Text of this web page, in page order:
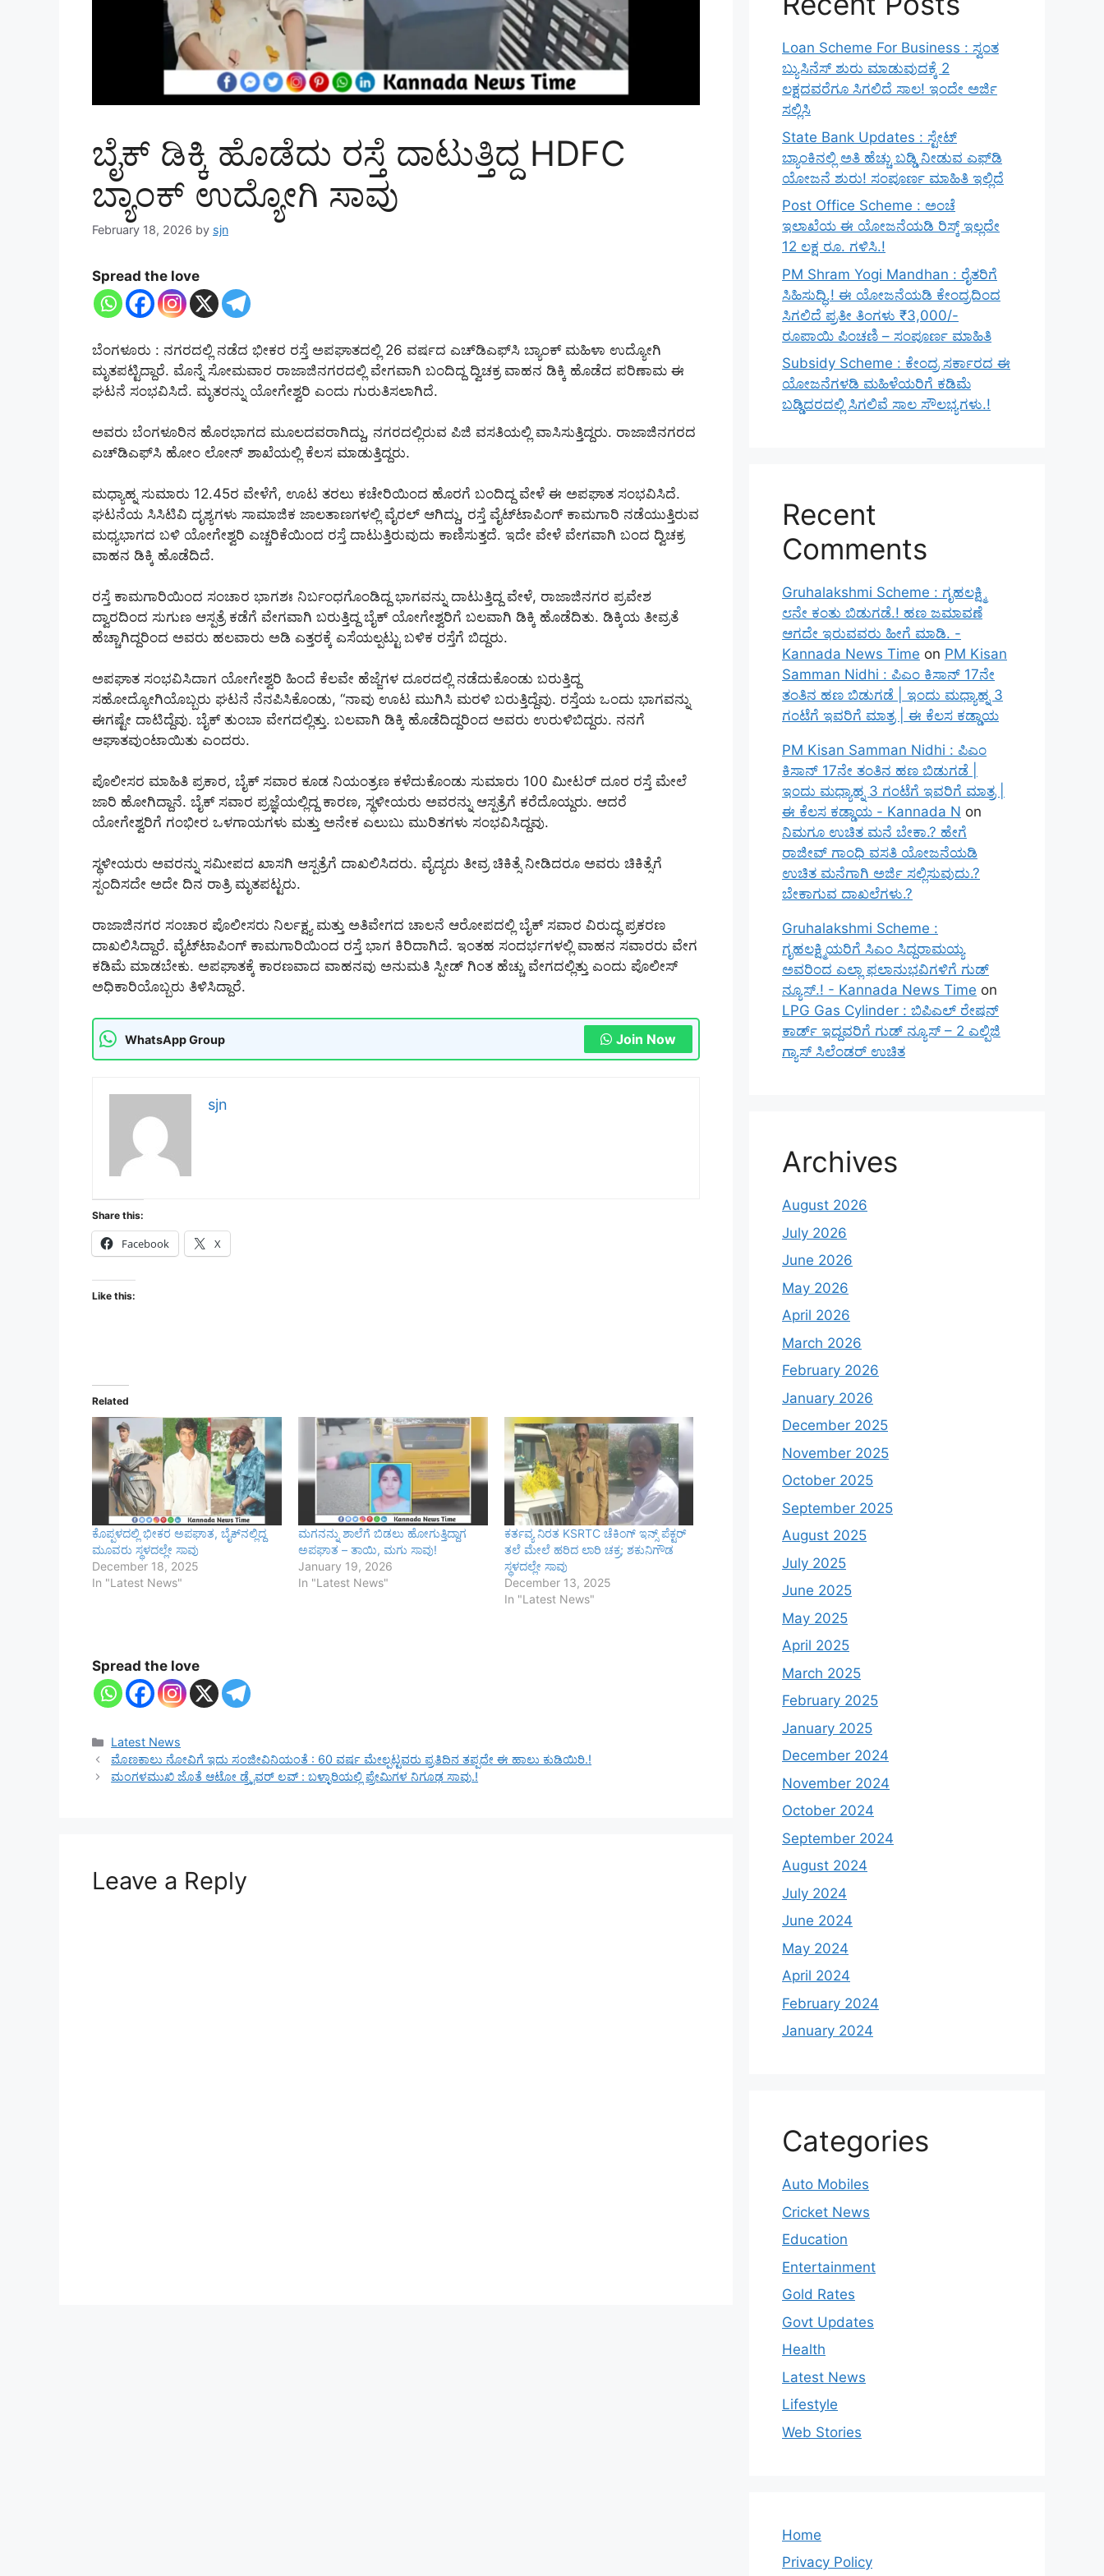
ಬೈಕ್ ಡಿಕ್ಕಿ ಹೊಡೆದು ರಸ್ತೆ ದಾಟುತ್ತಿದ್ದ HDFC
ಬ್ಯಾಂಕ್ ಉದ್ಯೋಗಿ ಸಾವು
February 18, 2026 by sjn
Spread the love
ಬೆಂಗಳೂರು : ನಗರದಲ್ಲಿ ನಡೆದ ಭೀಕರ ರಸ್ತೆ ಅಪಘಾತದಲ್ಲಿ 26 ವರ್ಷದ ಎಚ್‌ಡಿಎಫ್‌ಸಿ ಬ್ಯಾಂಕ್ ಮಹಿಳಾ ಉದ್ಯೋಗಿ
ಮೃತಪಟ್ಟಿದ್ದಾರೆ. ಮೊನ್ನೆ ಸೋಮವಾರ ರಾಜಾಜಿನಗರದಲ್ಲಿ ವೇಗವಾಗಿ ಬಂದಿದ್ದ ದ್ವಿಚಕ್ರ ವಾಹನ ಡಿಕ್ಕಿ ಹೊಡೆದ ಪರಿಣಾಮ ಈ
ಘಟನೆ ಸಂಭವಿಸಿದೆ. ಮೃತರನ್ನು ಯೋಗೇಶ್ವರಿ ಎಂದು ಗುರುತಿಸಲಾಗಿದೆ.
ಅವರು ಬೆಂಗಳೂರಿನ ಹೊರಭಾಗದ ಮೂಲದವರಾಗಿದ್ದು, ನಗರದಲ್ಲಿರುವ ಪಿಜಿ ವಸತಿಯಲ್ಲಿ ವಾಸಿಸುತ್ತಿದ್ದರು. ರಾಜಾಜಿನಗರದ
ಎಚ್‌ಡಿಎಫ್‌ಸಿ ಹೋಂ ಲೋನ್ ಶಾಖೆಯಲ್ಲಿ ಕೆಲಸ ಮಾಡುತ್ತಿದ್ದರು.
ಮಧ್ಯಾಹ್ನ ಸುಮಾರು 12.45ರ ವೇಳೆಗೆ, ಊಟ ತರಲು ಕಚೇರಿಯಿಂದ ಹೊರಗೆ ಬಂದಿದ್ದ ವೇಳೆ ಈ ಅಪಘಾತ ಸಂಭವಿಸಿದೆ.
ಘಟನೆಯ ಸಿಸಿಟಿವಿ ದೃಶ್ಯಗಳು ಸಾಮಾಜಿಕ ಜಾಲತಾಣಗಳಲ್ಲಿ ವೈರಲ್ ಆಗಿದ್ದು, ರಸ್ತೆ ವೈಟ್‌ಟಾಪಿಂಗ್ ಕಾಮಗಾರಿ ನಡೆಯುತ್ತಿರುವ
ಮಧ್ಯಭಾಗದ ಬಳಿ ಯೋಗೇಶ್ವರಿ ಎಚ್ಚರಿಕೆಯಿಂದ ರಸ್ತೆ ದಾಟುತ್ತಿರುವುದು ಕಾಣಿಸುತ್ತದೆ. ಇದೇ ವೇಳೆ ವೇಗವಾಗಿ ಬಂದ ದ್ವಿಚಕ್ರ
ವಾಹನ ಡಿಕ್ಕಿ ಹೊಡೆದಿದೆ.
ರಸ್ತೆ ಕಾಮಗಾರಿಯಿಂದ ಸಂಚಾರ ಭಾಗಶಃ ನಿರ್ಬಂಧಗೊಂಡಿದ್ದ ಭಾಗವನ್ನು ದಾಟುತ್ತಿದ್ದ ವೇಳೆ, ರಾಜಾಜಿನಗರ ಪ್ರವೇಶ
ದ್ವಾರದಿಂದ ಸುಗುಣ ಆಸ್ಪತ್ರೆ ಕಡೆಗೆ ವೇಗವಾಗಿ ಬರುತ್ತಿದ್ದ ಬೈಕ್ ಯೋಗೇಶ್ವರಿಗೆ ಬಲವಾಗಿ ಡಿಕ್ಕಿ ಹೊಡೆದಿತು. ಡಿಕ್ಕಿಯ ತೀವ್ರತೆ
ಹೆಚ್ಚಾಗಿದ್ದರಿಂದ ಅವರು ಹಲವಾರು ಅಡಿ ಎತ್ತರಕ್ಕೆ ಎಸೆಯಲ್ಪಟ್ಟು ಬಳಿಕ ರಸ್ತೆಗೆ ಬಿದ್ದರು.
ಅಪಘಾತ ಸಂಭವಿಸಿದಾಗ ಯೋಗೇಶ್ವರಿ ಹಿಂದೆ ಕೆಲವೇ ಹೆಜ್ಜೆಗಳ ದೂರದಲ್ಲಿ ನಡೆದುಕೊಂಡು ಬರುತ್ತಿದ್ದ
ಸಹೋದ್ಯೋಗಿಯೊಬ್ಬರು ಘಟನೆ ನೆನಪಿಸಿಕೊಂಡು, “ನಾವು ಊಟ ಮುಗಿಸಿ ಮರಳಿ ಬರುತ್ತಿದ್ದೆವು. ರಸ್ತೆಯ ಒಂದು ಭಾಗವನ್ನು
ಈಗಷ್ಟೇ ದಾಟಿದ್ದೆವು. ಬೈಕ್ ತುಂಬಾ ವೇಗದಲ್ಲಿತ್ತು. ಬಲವಾಗಿ ಡಿಕ್ಕಿ ಹೊಡೆದಿದ್ದರಿಂದ ಅವರು ಉರುಳಿಬಿದ್ದರು. ನನಗೆ
ಆಘಾತವುಂಟಾಯಿತು ಎಂದರು.
ಪೊಲೀಸರ ಮಾಹಿತಿ ಪ್ರಕಾರ, ಬೈಕ್ ಸವಾರ ಕೂಡ ನಿಯಂತ್ರಣ ಕಳೆದುಕೊಂಡು ಸುಮಾರು 100 ಮೀಟರ್ ದೂರ ರಸ್ತೆ ಮೇಲೆ
ಜಾರಿ ಹೋಗಿದ್ದಾನೆ. ಬೈಕ್ ಸವಾರ ಪ್ರಜ್ಞೆಯಲ್ಲಿದ್ದ ಕಾರಣ, ಸ್ಥಳೀಯರು ಅವರನ್ನು ಆಸ್ಪತ್ರೆಗೆ ಕರೆದೊಯ್ದರು. ಆದರೆ
ಯೋಗೇಶ್ವರಿಗೆ ಗಂಭೀರ ಒಳಗಾಯಗಳು ಮತ್ತು ಅನೇಕ ಎಲುಬು ಮುರಿತಗಳು ಸಂಭವಿಸಿದ್ದವು.
ಸ್ಥಳೀಯರು ಅವರನ್ನು ಸಮೀಪದ ಖಾಸಗಿ ಆಸ್ಪತ್ರೆಗೆ ದಾಖಲಿಸಿದರು. ವೈದ್ಯರು ತೀವ್ರ ಚಿಕಿತ್ಸೆ ನೀಡಿದರೂ ಅವರು ಚಿಕಿತ್ಸೆಗೆ
ಸ್ಪಂದಿಸದೇ ಅದೇ ದಿನ ರಾತ್ರಿ ಮೃತಪಟ್ಟರು.
ರಾಜಾಜಿನಗರ ಸಂಚಾರ ಪೊಲೀಸರು ನಿರ್ಲಕ್ಷ್ಯ ಮತ್ತು ಅತಿವೇಗದ ಚಾಲನೆ ಆರೋಪದಲ್ಲಿ ಬೈಕ್ ಸವಾರ ವಿರುದ್ಧ ಪ್ರಕರಣ
ದಾಖಲಿಸಿದ್ದಾರೆ. ವೈಟ್‌ಟಾಪಿಂಗ್ ಕಾಮಗಾರಿಯಿಂದ ರಸ್ತೆ ಭಾಗ ಕಿರಿದಾಗಿದೆ. ಇಂತಹ ಸಂದರ್ಭಗಳಲ್ಲಿ ವಾಹನ ಸವಾರರು ವೇಗ
ಕಡಿಮೆ ಮಾಡಬೇಕು. ಅಪಘಾತಕ್ಕೆ ಕಾರಣವಾದ ವಾಹನವು ಅನುಮತಿ ಸ್ಪೀಡ್ ಗಿಂತ ಹೆಚ್ಚು ವೇಗದಲ್ಲಿತ್ತು ಎಂದು ಪೊಲೀಸ್
ಅಧಿಕಾರಿಯೊಬ್ಬರು ತಿಳಿಸಿದ್ದಾರೆ.
WhatsApp Group Join Now
sjn
Share this:
Facebook X
Like this:
Related
ಕೊಪ್ಪಳದಲ್ಲಿ ಭೀಕರ ಅಪಘಾತ, ಬೈಕ್‌ನಲ್ಲಿದ್ದ
ಮೂವರು ಸ್ಥಳದಲ್ಲೇ ಸಾವು
December 18, 2025
In "Latest News"
ಮಗನನ್ನು ಶಾಲೆಗೆ ಬಿಡಲು ಹೋಗುತ್ತಿದ್ದಾಗ
ಅಪಘಾತ – ತಾಯಿ, ಮಗು ಸಾವು!
January 19, 2026
In "Latest News"
ಕರ್ತವ್ಯ ನಿರತ KSRTC ಚೆಕಿಂಗ್ ಇನ್ಸ್ ಪೆಕ್ಟರ್
ತಲೆ ಮೇಲೆ ಹರಿದ ಲಾರಿ ಚಕ್ರ; ಶಕುನಿಗೌಡ
ಸ್ಥಳದಲ್ಲೇ ಸಾವು
December 13, 2025
In "Latest News"
Spread the love
Categories
Latest News
ಮೊಣಕಾಲು ನೋವಿಗೆ ಇದು ಸಂಜೀವಿನಿಯಂತೆ : 60 ವರ್ಷ ಮೇಲ್ಪಟ್ಟವರು ಪ್ರತಿದಿನ ತಪ್ಪದೇ ಈ ಹಾಲು ಕುಡಿಯಿರಿ.!
ಮಂಗಳಮುಖಿ ಜೊತೆ ಆಟೋ ಡ್ರೈವರ್ ಲವ್ : ಬಳ್ಳಾರಿಯಲ್ಲಿ ಪ್ರೇಮಿಗಳ ನಿಗೂಢ ಸಾವು.!
Leave a Reply
Loan Scheme For Business : ಸ್ವಂತ
ಬ್ಯುಸಿನೆಸ್ ಶುರು ಮಾಡುವುದಕ್ಕೆ 2
ಲಕ್ಷದವರೆಗೂ ಸಿಗಲಿದೆ ಸಾಲ! ಇಂದೇ ಅರ್ಜಿ
ಸಲ್ಲಿಸಿ
State Bank Updates : ಸ್ಟೇಟ್
ಬ್ಯಾಂಕಿನಲ್ಲಿ ಅತಿ ಹೆಚ್ಚು ಬಡ್ಡಿ ನೀಡುವ ಎಫ್‌ಡಿ
ಯೋಜನೆ ಶುರು! ಸಂಪೂರ್ಣ ಮಾಹಿತಿ ಇಲ್ಲಿದೆ
Post Office Scheme : ಅಂಚೆ
ಇಲಾಖೆಯ ಈ ಯೋಜನೆಯಡಿ ರಿಸ್ಕ್‌ ಇಲ್ಲದೇ
12 ಲಕ್ಷ ರೂ. ಗಳಿಸಿ.!
PM Shram Yogi Mandhan : ರೈತರಿಗೆ
ಸಿಹಿಸುದ್ಧಿ.! ಈ ಯೋಜನೆಯಡಿ ಕೇಂದ್ರದಿಂದ
ಸಿಗಲಿದೆ ಪ್ರತೀ ತಿಂಗಳು ₹3,000/-
ರೂಪಾಯಿ ಪಿಂಚಣಿ – ಸಂಪೂರ್ಣ ಮಾಹಿತಿ
Subsidy Scheme : ಕೇಂದ್ರ ಸರ್ಕಾರದ ಈ
ಯೋಜನೆಗಳಡಿ ಮಹಿಳೆಯರಿಗೆ ಕಡಿಮೆ
ಬಡ್ಡಿದರದಲ್ಲಿ ಸಿಗಲಿವೆ ಸಾಲ ಸೌಲಭ್ಯಗಳು.!
Recent
Comments
Gruhalakshmi Scheme : ಗೃಹಲಕ್ಷ್ಮಿ
೮ನೇ ಕಂತು ಬಿಡುಗಡೆ.! ಹಣ ಜಮಾವಣೆ
ಆಗದೇ ಇರುವವರು ಹೀಗೆ ಮಾಡಿ. -
Kannada News Time on PM Kisan
Samman Nidhi : ಪಿಎಂ ಕಿಸಾನ್ 17ನೇ
ತಂತಿನ ಹಣ ಬಿಡುಗಡೆ | ಇಂದು ಮಧ್ಯಾಹ್ನ 3
ಗಂಟೆಗೆ ಇವರಿಗೆ ಮಾತ್ರ | ಈ ಕೆಲಸ ಕಡ್ಡಾಯ
PM Kisan Samman Nidhi : ಪಿಎಂ
ಕಿಸಾನ್ 17ನೇ ತಂತಿನ ಹಣ ಬಿಡುಗಡೆ |
ಇಂದು ಮಧ್ಯಾಹ್ನ 3 ಗಂಟೆಗೆ ಇವರಿಗೆ ಮಾತ್ರ |
ಈ ಕೆಲಸ ಕಡ್ಡಾಯ - Kannada N on
ನಿಮಗೂ ಉಚಿತ ಮನೆ ಬೇಕಾ.? ಹೇಗೆ
ರಾಜೀವ್ ಗಾಂಧಿ ವಸತಿ ಯೋಜನೆಯಡಿ
ಉಚಿತ ಮನೆಗಾಗಿ ಅರ್ಜಿ ಸಲ್ಲಿಸುವುದು.?
ಬೇಕಾಗುವ ದಾಖಲೆಗಳು.?
Gruhalakshmi Scheme :
ಗೃಹಲಕ್ಷ್ಮಿಯರಿಗೆ ಸಿಎಂ ಸಿದ್ದರಾಮಯ್ಯ
ಅವರಿಂದ ಎಲ್ಲಾ ಫಲಾನುಭವಿಗಳಿಗೆ ಗುಡ್
ನ್ಯೂಸ್.! - Kannada News Time on
LPG Gas Cylinder : ಬಿಪಿಎಲ್ ರೇಷನ್
ಕಾರ್ಡ್ ಇದ್ದವರಿಗೆ ಗುಡ್ ನ್ಯೂಸ್ – 2 ಎಲ್ಪಿಜಿ
ಗ್ಯಾಸ್ ಸಿಲೆಂಡರ್ ಉಚಿತ
Archives
August 2026
July 2026
June 2026
May 2026
April 2026
March 2026
February 2026
January 2026
December 2025
November 2025
October 2025
September 2025
August 2025
July 2025
June 2025
May 2025
April 2025
March 2025
February 2025
January 2025
December 2024
November 2024
October 2024
September 2024
August 2024
July 2024
June 2024
May 2024
April 2024
February 2024
January 2024
Categories
Auto Mobiles
Cricket News
Education
Entertainment
Gold Rates
Govt Updates
Health
Latest News
Lifestyle
Web Stories
Home
Privacy Policy